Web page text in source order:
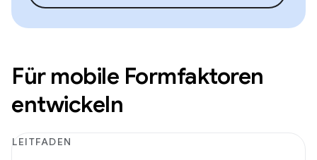
Für mobile Formfaktoren
entwickeln
LEITFADEN